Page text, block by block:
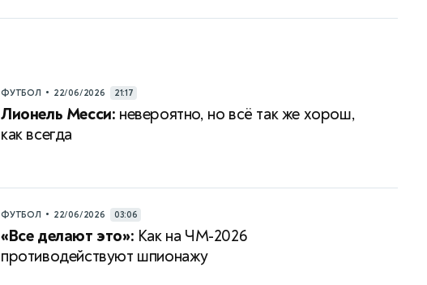
ФУТБОЛ • 22/06/2026 21:17
Лионель Месси: невероятно, но всё так же хорош,
как всегда
ФУТБОЛ • 22/06/2026 03:06
«Все делают это»: Как на ЧМ-2026
противодействуют шпионажу